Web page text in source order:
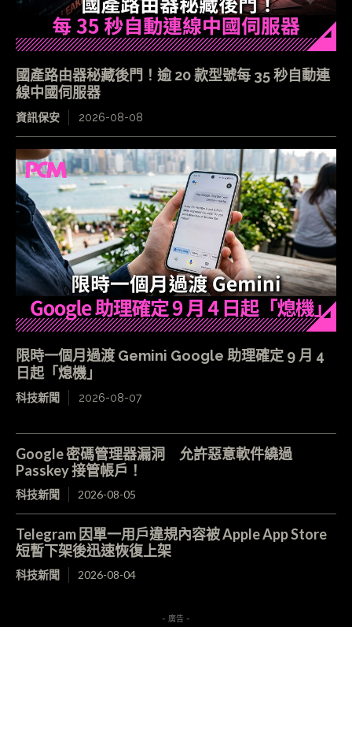
國產路由器秘藏後門！逾 20 款型號每 35 秒自動連
線中國伺服器
資訊保安 2026-08-08
限時一個月過渡 Gemini Google 助理確定 9 月 4
日起「熄機」
科技新聞 2026-08-07
Google 密碼管理器漏洞 允許惡意軟件繞過
Passkey 接管帳戶！
科技新聞 2026-08-05
Telegram 因單一用戶違規內容被 Apple App Store
短暫下架後迅速恢復上架
科技新聞 2026-08-04
- 廣告 -